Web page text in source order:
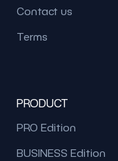
Contact us
Terms
PRODUCT
PRO Edition
BUSINESS Edition